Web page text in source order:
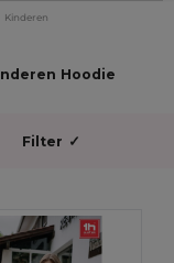
Kinderen
Hoodie
Filter ✓